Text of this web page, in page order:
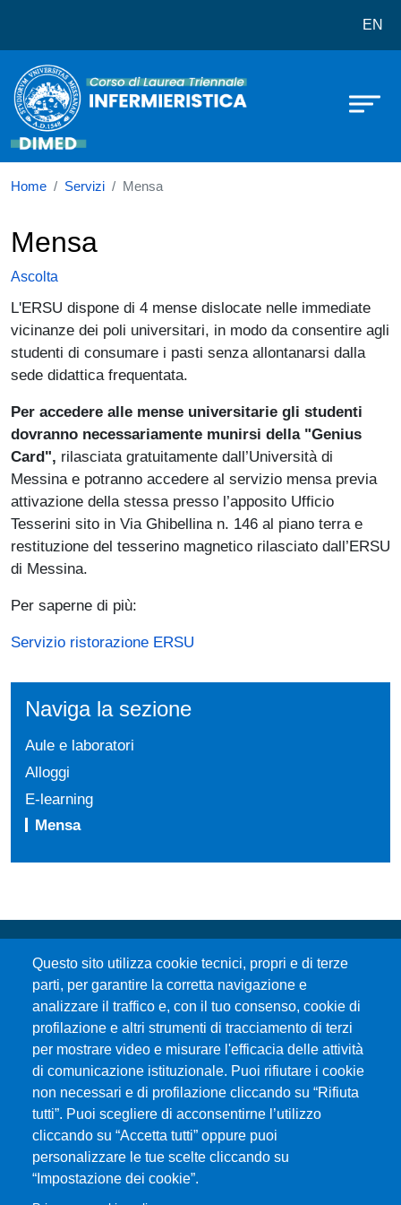
Corso di laurea in InfermieristicaEN
Home Servizi Mensa
Mensa
Ascolta
L'ERSU dispone di 4 mense dislocate nelle immediate
vicinanze dei poli universitari, in modo da consentire agli
studenti di consumare i pasti senza allontanarsi dalla
sede didattica frequentata.
Per accedere alle mense universitarie gli studenti
dovranno necessariamente munirsi della "Genius
Card", rilasciata gratuitamente dall’Università di
Messina e potranno accedere al servizio mensa previa
attivazione della stessa presso l’apposito Ufficio
Tesserini sito in Via Ghibellina n. 146 al piano terra e
restituzione del tesserino magnetico rilasciato dall’ERSU
di Messina.
Per saperne di più:
Servizio ristorazione ERSU
Naviga la sezione
Aule e laboratori
Alloggi
E-learning
Mensa
Questo sito utilizza cookie tecnici, propri e di terze
parti, per garantire la corretta navigazione e
analizzare il traffico e, con il tuo consenso, cookie di
profilazione e altri strumenti di tracciamento di terzi
per mostrare video e misurare l'efficacia delle attività
di comunicazione istituzionale. Puoi rifiutare i cookie
non necessari e di profilazione cliccando su “Rifiuta
tutti”. Puoi scegliere di acconsentirne l’utilizzo
cliccando su “Accetta tutti” oppure puoi
personalizzare le tue scelte cliccando su
“Impostazione dei cookie”.
Università degli Studi di Messina
Piazza Pugliatti, 1 - 98122 Messina
Cod. Fiscale 80004070837
P.IVA 00724160833
Centralino: 090 676 1
MENÙ SOCIAL